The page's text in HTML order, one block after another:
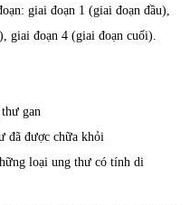
giai đoạn 1 (giai đoạn đầu),
giai đoạn 4 (giai đoạn cuối).
gan
đã được chữa khỏi
loại ung thư có tính di